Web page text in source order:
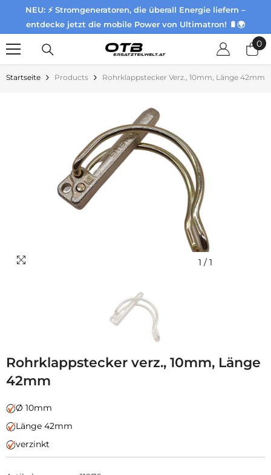
Zum Inhalt springen
NEU: ⚡ Stromgeneratoren, die überall Energie liefern –
entdecke jetzt die mobile Power von Ultimatron! 🔋🌍
0
0
Startseite Products Rohrklappstecker Verz., 10mm, Länge 42mm
1 / 1
Rohrklappstecker verz., 10mm, Länge
42mm
Ø 10mm
Länge 42mm
verzinkt